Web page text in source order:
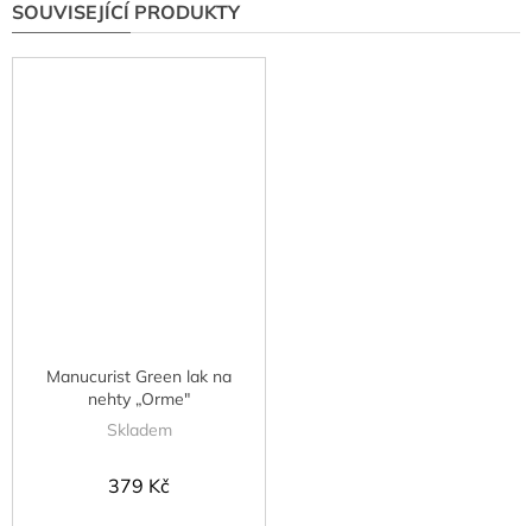
SOUVISEJÍCÍ PRODUKTY
Manucurist Green lak na
nehty „Orme"
Skladem
379 Kč